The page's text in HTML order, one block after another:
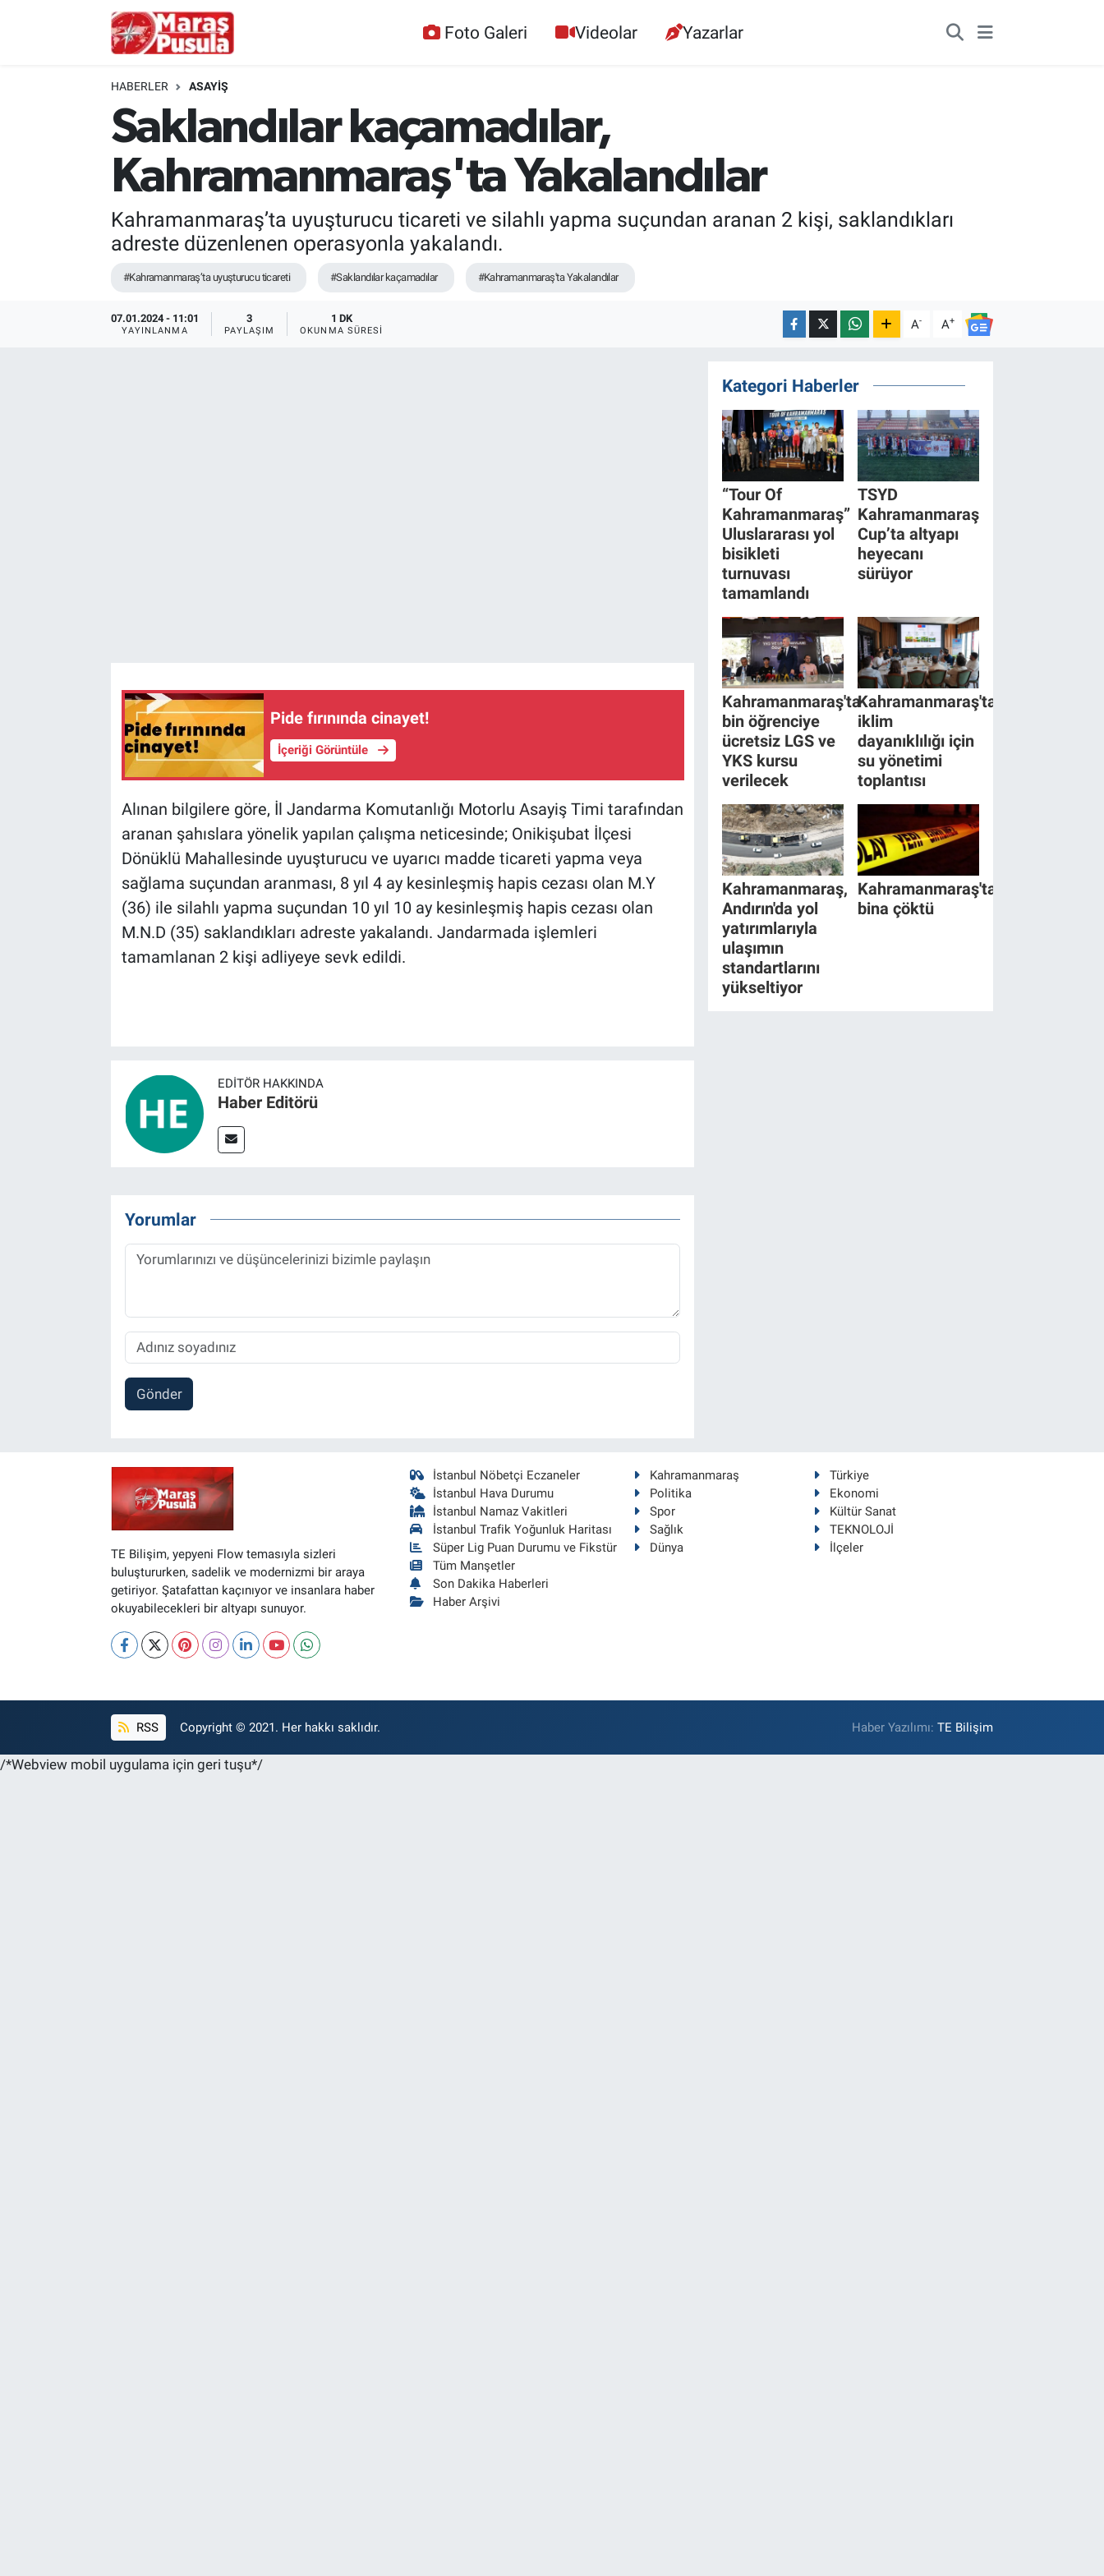
Foto Galeri Videolar Yazarlar
HABERLER ASAYİŞ
Saklandılar kaçamadılar,
Kahramanmaraş'ta Yakalandılar
Kahramanmaraş’ta uyuşturucu ticareti ve silahlı yapma suçundan aranan 2 kişi, saklandıkları
adreste düzenlenen operasyonla yakalandı.
#Kahramanmaraş’ta uyuşturucu ticareti #Saklandılar kaçamadılar #Kahramanmaraş'ta Yakalandılar
07.01.2024 - 11:01
YAYINLANMA
3
PAYLAŞIM
1 DK
OKUNMA SÜRESI A- A+
Pide fırınında cinayet!
İçeriği Görüntüle
Alınan bilgilere göre, İl Jandarma Komutanlığı Motorlu Asayiş Timi tarafından
aranan şahıslara yönelik yapılan çalışma neticesinde; Onikişubat İlçesi
Dönüklü Mahallesinde uyuşturucu ve uyarıcı madde ticareti yapma veya
sağlama suçundan aranması, 8 yıl 4 ay kesinleşmiş hapis cezası olan M.Y
(36) ile silahlı yapma suçundan 10 yıl 10 ay kesinleşmiş hapis cezası olan
M.N.D (35) saklandıkları adreste yakalandı. Jandarmada işlemleri
tamamlanan 2 kişi adliyeye sevk edildi.
EDITÖR HAKKINDA
Haber Editörü
Yorumlar
Gönder
Kategori Haberler
“Tour Of
Kahramanmaraş”
Uluslararası yol
bisikleti
turnuvası
tamamlandı
TSYD
Kahramanmaraş
Cup’ta altyapı
heyecanı
sürüyor
Kahramanmaraş'ta
bin öğrenciye
ücretsiz LGS ve
YKS kursu
verilecek
Kahramanmaraş'ta
iklim
dayanıklılığı için
su yönetimi
toplantısı
Kahramanmaraş,
Andırın'da yol
yatırımlarıyla
ulaşımın
standartlarını
yükseltiyor
Kahramanmaraş'ta
bina çöktü
TE Bilişim, yepyeni Flow temasıyla sizleri
buluştururken, sadelik ve modernizmi bir araya
getiriyor. Şatafattan kaçınıyor ve insanlara haber
okuyabilecekleri bir altyapı sunuyor.
İstanbul Nöbetçi Eczaneler
İstanbul Hava Durumu
İstanbul Namaz Vakitleri
İstanbul Trafik Yoğunluk Haritası
Süper Lig Puan Durumu ve Fikstür
Tüm Manşetler
Son Dakika Haberleri
Haber Arşivi
Kahramanmaraş
Türkiye
Politika
Ekonomi
Spor
Kültür Sanat
Sağlık
TEKNOLOJİ
Dünya
İlçeler
RSS Copyright © 2021. Her hakkı saklıdır. Haber Yazılımı:TE Bilişim
/*Webview mobil uygulama için geri tuşu*/
Kültür Sanat
HABERDE İNSAN
BİLİM VE TEKNOLOJİ
İstanbul Hava Durumu
İstanbul Namaz Vakitleri
İstanbul Trafik Yoğunluk Haritası
Süper Lig Puan Durumu ve Fikstür
Tüm Manşetler
Son Dakika Haberleri